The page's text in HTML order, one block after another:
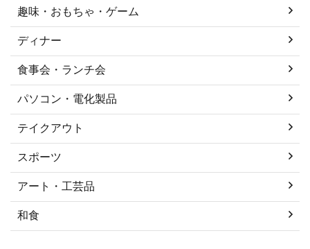
趣味・おもちゃ・ゲーム
ディナー
食事会・ランチ会
パソコン・電化製品
テイクアウト
スポーツ
アート・工芸品
和食